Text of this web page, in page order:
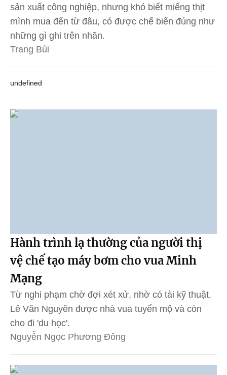
sản xuất công nghiệp, nhưng khó biết miếng thịt
mình mua đến từ đâu, có được chế biến đúng như
những gì ghi trên nhãn.
Trang Bùi
undefined
Hành trình lạ thường của người thị
vệ chế tạo máy bơm cho vua Minh
Mạng
Từ nghi phạm chờ đợi xét xử, nhờ có tài kỹ thuật,
Lê Văn Nguyên được nhà vua tuyển mộ và còn
cho đi 'du học'.
Nguyễn Ngọc Phương Đông